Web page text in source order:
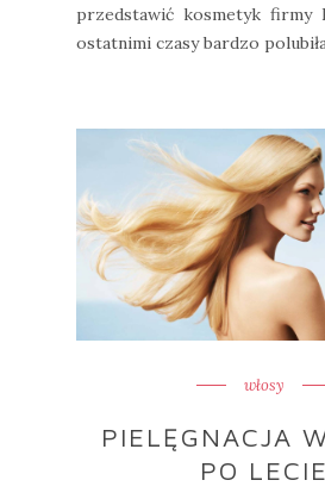
przedstawić kosmetyk firmy
ostatnimi czasy bardzo
włosy
PIELĘGNACJA
PO LECIE